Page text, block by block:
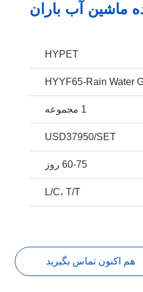
ماشین آب باران
HYPET
HYYF65-Rain Water
1 مجموعه
USD37950/SET
60-75 روز
L/C، T/T
هم اکنون تماس بگیرید